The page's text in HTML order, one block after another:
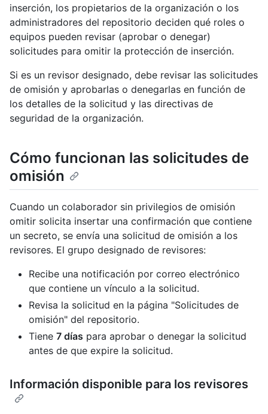
inserción, los propietarios de la organización o los
administradores del repositorio deciden qué roles o
equipos pueden revisar (aprobar o denegar)
solicitudes para omitir la protección de inserción.
Si es un revisor designado, debe revisar las solicitudes
de omisión y aprobarlas o denegarlas en función de
los detalles de la solicitud y las directivas de
seguridad de la organización.
Cómo funcionan las solicitudes de
omisión
Cuando un colaborador sin privilegios de omisión
omitir solicita insertar una confirmación que contiene
un secreto, se envía una solicitud de omisión a los
revisores. El grupo designado de revisores:
Recibe una notificación por correo electrónico
que contiene un vínculo a la solicitud.
Revisa la solicitud en la página "Solicitudes de
omisión" del repositorio.
Tiene 7 días para aprobar o denegar la solicitud
antes de que expire la solicitud.
Información disponible para los revisores